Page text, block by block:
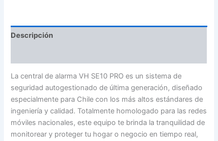
Descripción
La central de alarma VH SE10 PRO es un sistema de
seguridad autogestionado de última generación, diseñado
especialmente para Chile con los más altos estándares de
ingeniería y calidad. Totalmente homologado para las redes
móviles nacionales, este equipo te brinda la tranquilidad de
monitorear y proteger tu hogar o negocio en tiempo real,